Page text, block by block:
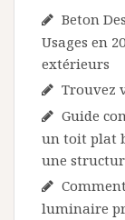
Beton
Usages en
extérieurs
Trouvez
Guide
un toit plat
une
luminaire